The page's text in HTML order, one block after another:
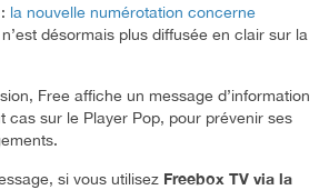
la nouvelle numérotation concerne
désormais plus diffusée en clair sur la
Free affiche un message d’information
cas sur le Player Pop, pour prévenir ses
si vous utilisez Freebox TV via la